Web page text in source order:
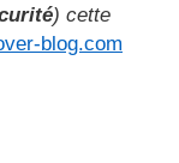
) cette
blog.com